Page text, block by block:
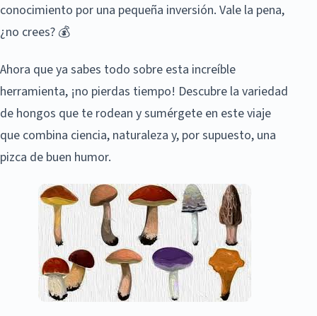
conocimiento por una pequeña inversión. Vale la pena,
¿no crees? 💰
Ahora que ya sabes todo sobre esta increíble
herramienta, ¡no pierdas tiempo! Descubre la variedad
de hongos que te rodean y sumérgete en este viaje
que combina ciencia, naturaleza y, por supuesto, una
pizca de buen humor.